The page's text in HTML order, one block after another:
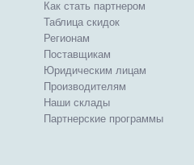
Как стать партнером
Таблица скидок
Регионам
Поставщикам
Юридическим лицам
Производителям
Наши склады
Партнерские программы